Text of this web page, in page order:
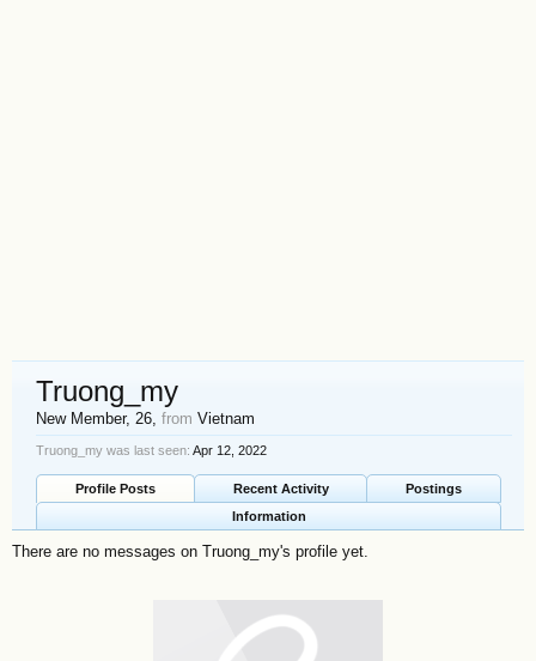
Truong_my
New Member, 26, from Vietnam
Truong_my was last seen: Apr 12, 2022
Profile Posts Recent Activity
Postings
Information
There are no messages on Truong_my's profile yet.